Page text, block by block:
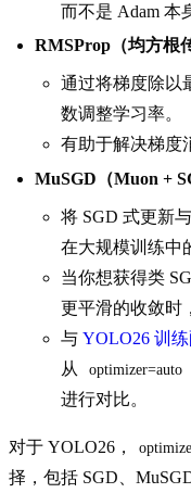
而不是 Adam 本
RMSProp（均方根
通过将梯度除以
数调整学习率。
有助于解决梯度
MuSGD（Muon +
将 SGD 式更新
在大规模训练中
当你想获得类
更平滑的收敛时
与 YOLO26 训
从
optimizer=auto
进行对比。
对于 YOLO26，
择，包括 SGD、